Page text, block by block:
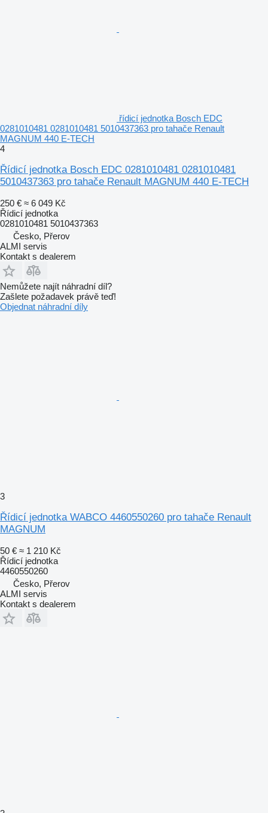
řídicí jednotka Bosch EDC
0281010481 0281010481 5010437363 pro tahače Renault
MAGNUM 440 E-TECH
4
Řídicí jednotka Bosch EDC 0281010481 0281010481
5010437363 pro tahače Renault MAGNUM 440 E-TECH
250 € ≈ 6 049 Kč
Řídicí jednotka
0281010481 5010437363
Česko, Přerov
ALMI servis
Kontakt s dealerem
Nemůžete najít náhradní díl?
Zašlete požadavek právě teď!
Objednat náhradní díly
3
Řídicí jednotka WABCO 4460550260 pro tahače Renault
MAGNUM
50 € ≈ 1 210 Kč
Řídicí jednotka
4460550260
Česko, Přerov
ALMI servis
Kontakt s dealerem